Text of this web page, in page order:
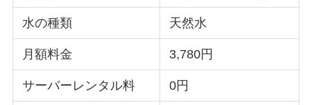
水の種類 天然水
月額料金 3,780円
サーバーレンタル料 0円